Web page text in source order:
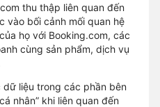
thu thập liên quan đến
vào bối cảnh mối quan hệ
họ với Booking.com, các
cùng sản phẩm, dịch vụ
liệu trong các phần bên
nhân” khi liên quan đến